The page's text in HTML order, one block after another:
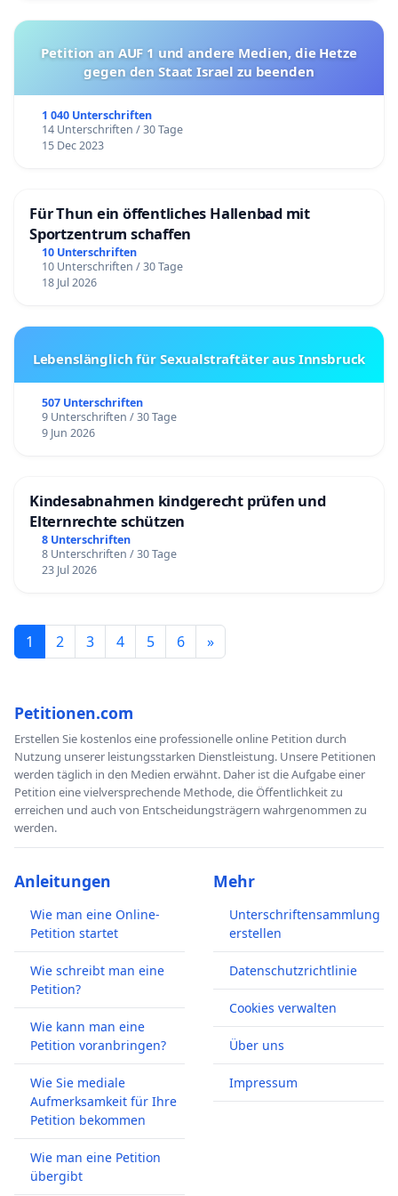
Und der „Sicherheitsbericht“ erwähnt nicht die
millionenfach erlebten geringfügigen und nur
wenige Tage störenden Beeinträchtigungen der
Impflinge, wie Kopf- und Gliederschmerzen, Fieber,
Schüttelfrost und Unpässlichkeit, durch die viele
Wie kann man aber Schutz vor Corona erlangen,
wenn man sich vor den offiziellen Impfstoffen
fürchtet? Um einen Impfstoff in Verkehr zu
bringen, ihn also an Dritte abzugeben oder Dritten
Behörden. In Deutschland wird den Ärzten aber
eine Behandlungsfreiheit zugestanden und durch
die Verfassung garantiert, sie dürfen ohne
besondere Erlaubnis in ihrer Praxis einen Impfstoff
selbst herstellen und ihn individuell ihrem
einer Grundlagenentscheidung des
Bundesverfassungsgerichts (Beschluss vom
18.03.1997 – 1 BvR 420/97-). Da darf uns Ärzten
keine regelungswütige und machtbesessene
Jeder Arzt darf also in Deutschland ein Antigen mit
injizieren oder applizieren. Das Adiuvans hält das
Antigen fest und präsentiert es dem Immunsystem.
Ohne Adiuvans würde sich das Antigen im ganzen
Organismus verteilen und dadurch bis zur
Unwirksamkeit verdünnt werden. Die beiden
Komponenten müssen aus funktioneller
miteinander vermischt werden. Der Arzt darf nach
dem Gesetz den von ihm hergestellten Impfstoff
allerdings nicht an Dritte weitergeben (in Verkehr
bringen).
In ganz Deutschland und in Österreich haben
mehrere Ärzte begonnen, das Lübecker Verfahren
auf diesem Wege legal anzuwenden, bereits einige
tausend Mal. Wir selbst überblicken mehr als 800
Einzelfälle, kein einziges Mal ist jemand krank
der Impflinge vor Corona schützende Antikörper in
hoher Konzentration gebildet.
Petition an AUF 1 und andere Medien, die Hetze
gegen den Staat Israel zu beenden
1 040 Unterschriften
14 Unterschriften / 30 Tage
15 Dec 2023
Für Thun ein öffentliches Hallenbad mit
Sportzentrum schaffen
10 Unterschriften
10 Unterschriften / 30 Tage
18 Jul 2026
Lebenslänglich für Sexualstraftäter aus Innsbruck
507 Unterschriften
9 Unterschriften / 30 Tage
9 Jun 2026
Kindesabnahmen kindgerecht prüfen und
Elternrechte schützen
8 Unterschriften
8 Unterschriften / 30 Tage
23 Jul 2026
1 2 3 4 5 6 »
Petitionen.com
Erstellen Sie kostenlos eine professionelle online Petition durch
Nutzung unserer leistungsstarken Dienstleistung. Unsere Petitionen
werden täglich in den Medien erwähnt. Daher ist die Aufgabe einer
Petition eine vielversprechende Methode, die Öffentlichkeit zu
erreichen und auch von Entscheidungsträgern wahrgenommen zu
werden.
Anleitungen
Wie man eine Online-
Petition startet
Wie schreibt man eine
Petition?
Wie kann man eine
Petition voranbringen?
Wie Sie mediale
Aufmerksamkeit für Ihre
Petition bekommen
Wie man eine Petition
übergibt
Mehr
Unterschriftensammlung
erstellen
Datenschutzrichtlinie
Cookies verwalten
Über uns
Impressum